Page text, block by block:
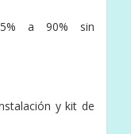
5% a 90% sin
y kit de